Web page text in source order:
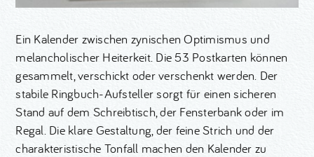
Ein Kalender zwischen zynischen Optimismus und
melancholischer Heiterkeit. Die 53 Postkarten können
gesammelt, verschickt oder verschenkt werden. Der
stabile Ringbuch-Aufsteller sorgt für einen sicheren
Stand auf dem Schreibtisch, der Fensterbank oder im
Regal. Die klare Gestaltung, der feine Strich und der
charakteristische Tonfall machen den Kalender zu